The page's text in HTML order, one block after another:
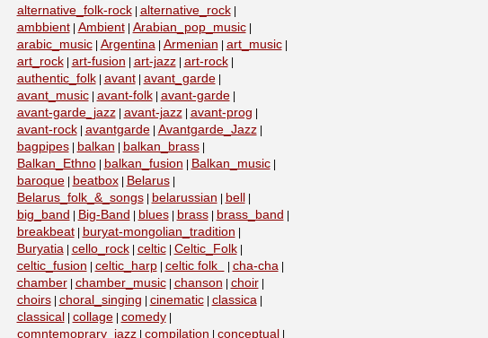
alternative_folk-rock| alternative_rock|
ambbient| Ambient| Arabian_pop_music|
arabic_music| Argentina| Armenian art_music|
art_rock| art-fusion art-jazz| art-rock|
authentic_folk| avant| avant_garde|
avant_music| avant-folk| avant-garde|
avant-garde_jazz| avant-jazz| avant-prog
avant-rock| avantgarde| Avantgarde_Jazz|
bagpipes| balkan balkan_brass|
Balkan_Ethno| balkan_fusion Balkan_music|
baroque| beatbox| Belarus|
Belarus_folk_&_songs| belarussian bell
big_band Big-Band blues| brass| brass_band
breakbeat| buryat-mongolian_tradition
Buryatia| cello_rock| celtic| Celtic_Folk|
celtic_fusion celtic_harp| celtic folk cha-cha|
chamber| chamber_music| chanson choir|
choirs| choral_singing cinematic| classica|
classical collage| comedy|
comntemoprary_jazz| compilation conceptual